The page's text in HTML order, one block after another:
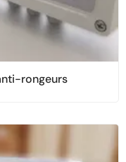
rongeurs